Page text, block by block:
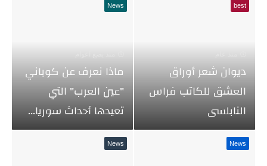
best
ديوان شعر أوراق
العشق للكاتب فراس
النابلسى
News
ماذا نعرف عن كوباني
"عين العرب" التي
تعيدها أحداث سوريا...
News
News